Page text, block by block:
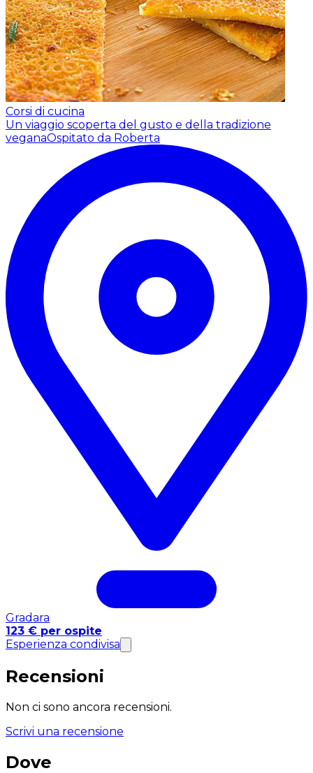
Corsi di cucina
Un viaggio scoperta del gusto e della tradizione
veganaOspitato da Roberta
Gradara
123 € per ospite
Esperienza condivisa
Recensioni
Non ci sono ancora recensioni.
Scrivi una recensione
Dove